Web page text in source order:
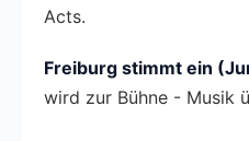
Acts.
Freiburg stimmt ein
wird zur Bühne - Musik